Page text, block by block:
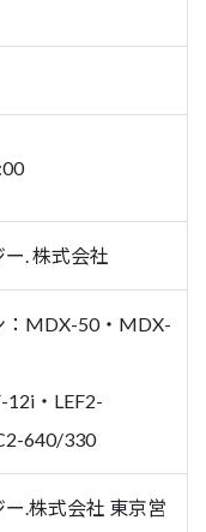
. 株式会社
：MDX-50・MDX-
12i・LEF2-
640/330
.株式会社 東京営